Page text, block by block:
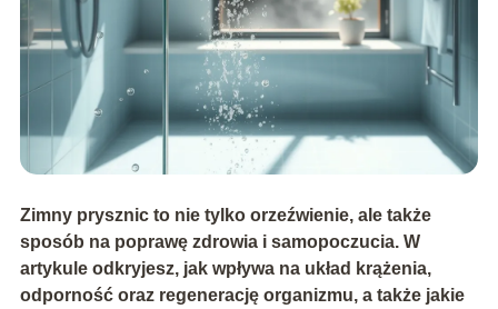
Zimny prysznic to nie tylko orzeźwienie, ale także
sposób na poprawę zdrowia i samopoczucia. W
artykule odkryjesz, jak wpływa na układ krążenia,
odporność oraz regenerację organizmu, a także jakie